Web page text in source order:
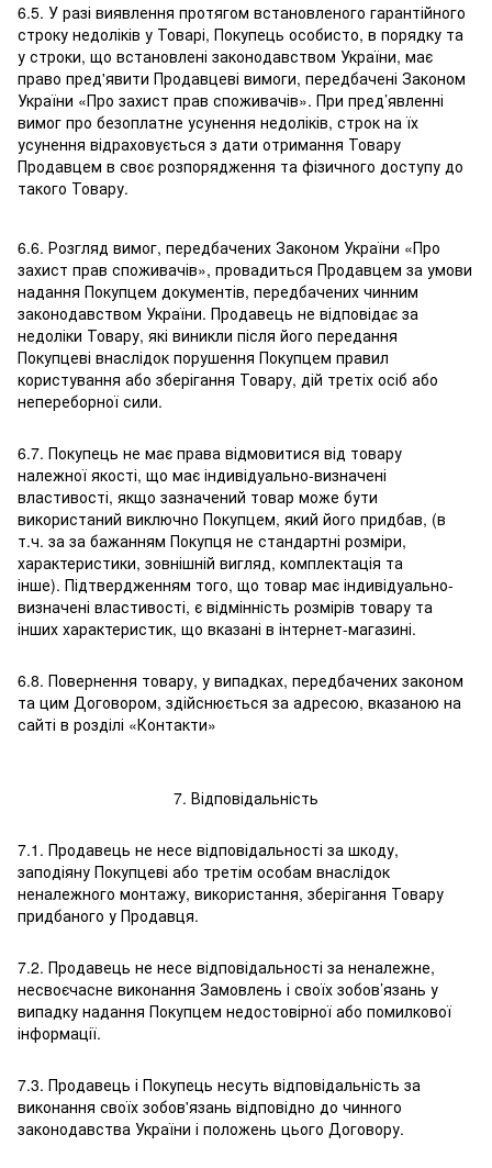
6.5. У разі виявлення протягом встановленого гарантійного
строку недоліків у Товарі, Покупець особисто, в порядку та
у строки, що встановлені законодавством України, має
право пред'явити Продавцеві вимоги, передбачені Законом
України «Про захист прав споживачів». При пред’явленні
вимог про безоплатне усунення недоліків, строк на їх
усунення відраховується з дати отримання Товару
Продавцем в своє розпорядження та фізичного доступу до
такого Товару.
6.6. Розгляд вимог, передбачених Законом України «Про
захист прав споживачів», провадиться Продавцем за умови
надання Покупцем документів, передбачених чинним
законодавством України. Продавець не відповідає за
недоліки Товару, які виникли після його передання
Покупцеві внаслідок порушення Покупцем правил
користування або зберігання Товару, дій третіх осіб або
непереборної сили.
6.7. Покупець не має права відмовитися від товару
належної якості, що має індивідуально-визначені
властивості, якщо зазначений товар може бути
використаний виключно Покупцем, який його придбав, (в
т.ч. за за бажанням Покупця не стандартні розміри,
характеристики, зовнішній вигляд, комплектація та
інше). Підтвердженням того, що товар має індивідуально-
визначені властивості, є відмінність розмірів товару та
інших характеристик, що вказані в інтернет-магазині.
6.8. Повернення товару, у випадках, передбачених законом
та цим Договором, здійснюється за адресою, вказаною на
сайті в розділі «Контакти»
7. Відповідальність
7.1. Продавець не несе відповідальності за шкоду,
заподіяну Покупцеві або третім особам внаслідок
неналежного монтажу, використання, зберігання Товару
придбаного у Продавця.
7.2. Продавець не несе відповідальності за неналежне,
несвоєчасне виконання Замовлень і своїх зобов’язань у
випадку надання Покупцем недостовірної або помилкової
інформації.
7.3. Продавець і Покупець несуть відповідальність за
виконання своїх зобов'язань відповідно до чинного
законодавства України і положень цього Договору.